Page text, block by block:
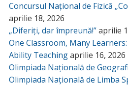
Concursul Național de Fizică
aprilie 18, 2026
„Diferiți, dar împreună!”aprilie
One Classroom, Many
Ability Teachingaprilie 16, 2026
Olimpiada Națională de
Olimpiada Națională de Limba